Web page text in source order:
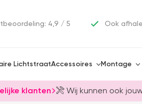
4,9 / 5 Ook
LichtstraatAccessoires Montage
klanten Wij kunnen ook